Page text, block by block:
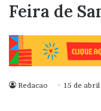
Feira de
Redacao 15 de abril